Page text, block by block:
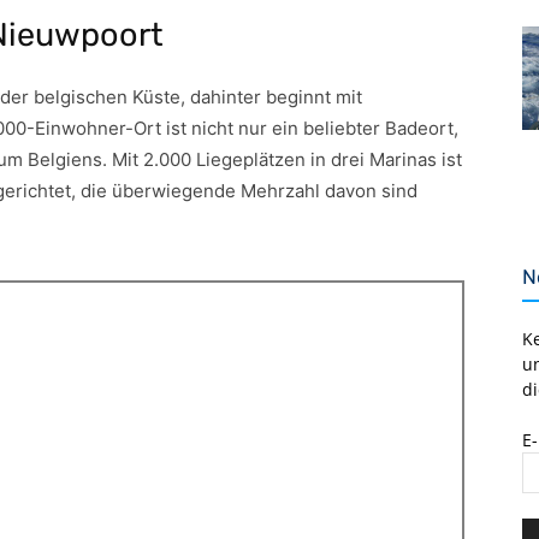
belgischen Küste, dahinter beginnt mit
Einwohner-Ort ist nicht nur ein beliebter Badeort,
Belgiens. Mit 2.000 Liegeplätzen in drei Marinas ist
die überwiegende Mehrzahl davon sind